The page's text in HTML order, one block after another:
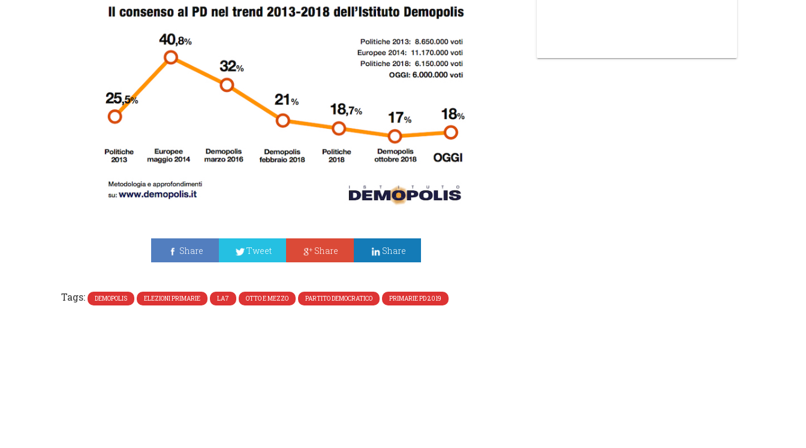
Share Tweet Share Share
Tags: DEMOPOLIS ELEZIONI PRIMARIE LA7 OTTO E MEZZO PARTITO DEMOCRATICO PRIMARIE PD 2019